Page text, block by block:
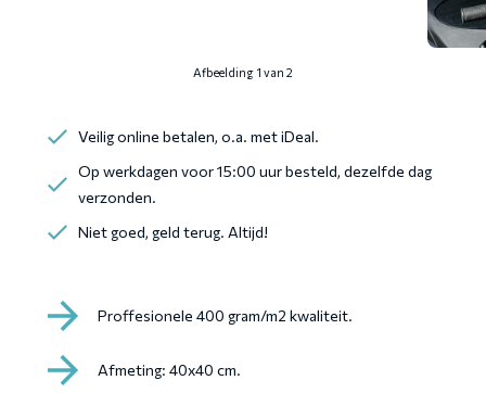
Afbeelding 1 van 2
Veilig online betalen, o.a. met iDeal.
Op werkdagen voor 15:00 uur besteld, dezelfde dag
verzonden.
Niet goed, geld terug. Altijd!
Proffesionele 400 gram/m2 kwaliteit.
Afmeting: 40x40 cm.